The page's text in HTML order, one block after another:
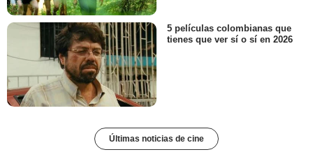
5 películas colombianas que
tienes que ver sí o sí en 2026
Últimas noticias de cine